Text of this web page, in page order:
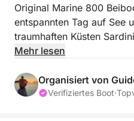
Original Marine 800
entspannten Tag auf See
traumhaften Küsten
Komfort ist die maximale
10 Personen plus Skipper
Mehr lesen
Organisiert von
Verifiziertes Boot·